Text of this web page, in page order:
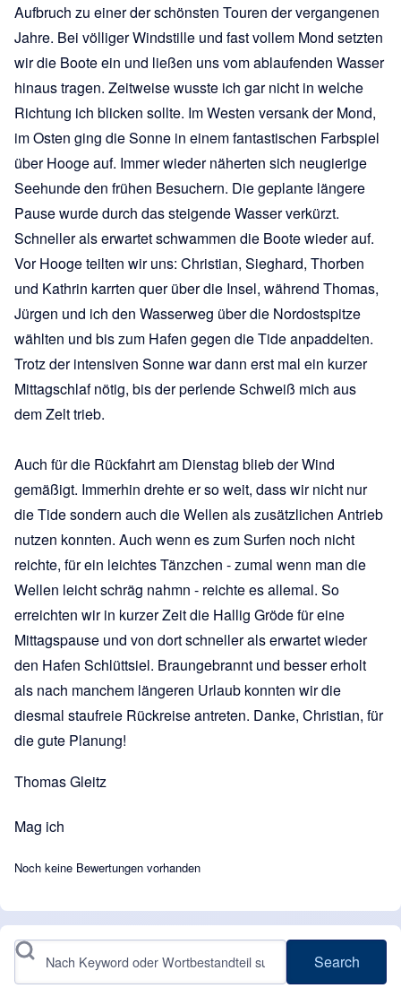
Aufbruch zu einer der schönsten Touren der vergangenen
Jahre. Bei völliger Windstille und fast vollem Mond setzten
wir die Boote ein und ließen uns vom ablaufenden Wasser
hinaus tragen. Zeitweise wusste ich gar nicht in welche
Richtung ich blicken sollte. Im Westen versank der Mond,
im Osten ging die Sonne in einem fantastischen Farbspiel
über Hooge auf. Immer wieder näherten sich neugierige
Seehunde den frühen Besuchern. Die geplante längere
Pause wurde durch das steigende Wasser verkürzt.
Schneller als erwartet schwammen die Boote wieder auf.
Vor Hooge teilten wir uns: Christian, Sieghard, Thorben
und Kathrin karrten quer über die Insel, während Thomas,
Jürgen und ich den Wasserweg über die Nordostspitze
wählten und bis zum Hafen gegen die Tide anpaddelten.
Trotz der intensiven Sonne war dann erst mal ein kurzer
Mittagschlaf nötig, bis der perlende Schweiß mich aus
dem Zelt trieb.
Auch für die Rückfahrt am Dienstag blieb der Wind
gemäßigt. Immerhin drehte er so weit, dass wir nicht nur
die Tide sondern auch die Wellen als zusätzlichen Antrieb
nutzen konnten. Auch wenn es zum Surfen noch nicht
reichte, für ein leichtes Tänzchen - zumal wenn man die
Wellen leicht schräg nahmn - reichte es allemal. So
erreichten wir in kurzer Zeit die Hallig Gröde für eine
Mittagspause und von dort schneller als erwartet wieder
den Hafen Schlüttsiel. Braungebrannt und besser erholt
als nach manchem längeren Urlaub konnten wir die
diesmal staufreie Rückreise antreten. Danke, Christian, für
die gute Planung!
Thomas Gleitz
Mag ich
Noch keine Bewertungen vorhanden
Search